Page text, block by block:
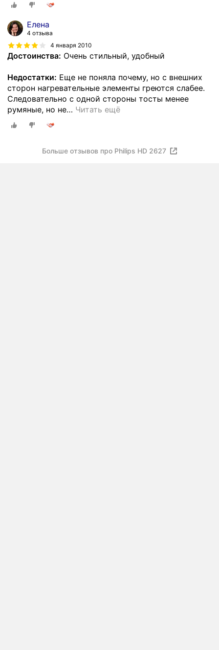
Елена
4 отзыва
4 января 2010
Достоинства: Очень стильный, удобный
Недостатки: Еще не поняла почему, но с внешних
сторон нагревательные элементы греются слабее.
Следовательно с одной стороны тосты менее
румяные, но не… Читать ещё
Больше отзывов про Philips HD 2627